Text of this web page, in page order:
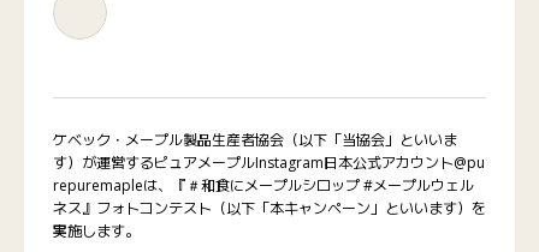
ケベック・メープル製品生産者協会（以下「当協会」といいま
す）が運営するピュアメープルInstagram日本公式アカウント@pu
repuremapleは、『＃和食にメープルシロップ #メープルウェル
ネス』フォトコンテスト（以下「本キャンペーン」といいます）を
実施します。